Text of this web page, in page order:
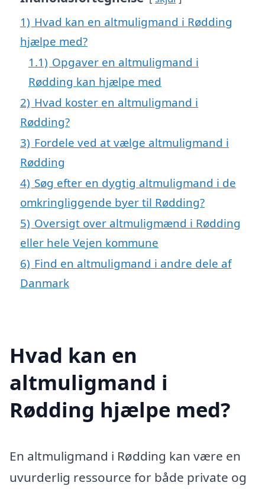
1) Hvad kan en altmuligmand i Rødding
hjælpe med?
1.1) Opgaver en altmuligmand i
Rødding kan hjælpe med
2) Hvad koster en altmuligmand i
Rødding?
3) Fordele ved at vælge altmuligmand i
Rødding
4) Søg efter en dygtig altmuligmand i de
omkringliggende byer til Rødding?
5) Oversigt over altmuligmænd i Rødding
eller hele Vejen kommune
6) Find en altmuligmand i andre dele af
Danmark
Hvad kan en
altmuligmand i
Rødding hjælpe med?
En altmuligmand i Rødding kan være en
uvurderlig ressource for både private og